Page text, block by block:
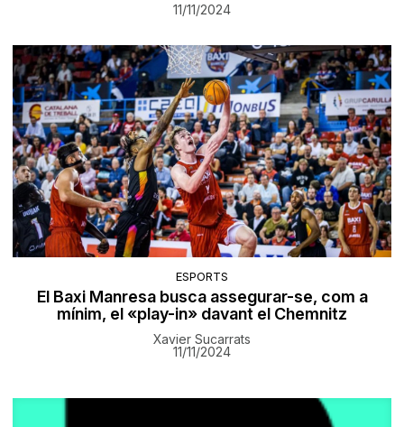
11/11/2024
ESPORTS
El Baxi Manresa busca assegurar-se, com a
mínim, el «play-in» davant el Chemnitz
Xavier Sucarrats
11/11/2024